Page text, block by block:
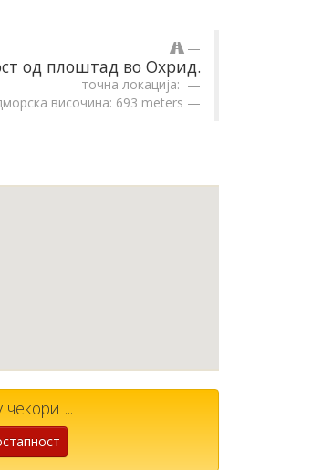
од плоштад во Охрид.
точна локација:
височина: 693 meters
...